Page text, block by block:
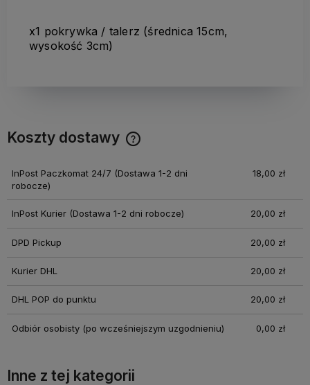
x1 pokrywka / talerz (średnica 15cm,
wysokość 3cm)
Koszty dostawy
InPost Paczkomat 24/7 (Dostawa 1-2 dni
robocze)
18,00 zł
InPost Kurier(Dostawa 1-2 dni robocze) 20,00 zł
DPD Pickup 20,00 zł
Kurier DHL 20,00 zł
DHL POP do punktu 20,00 zł
Odbiór osobisty(po wcześniejszym uzgodnieniu) 0,00 zł
Inne z tej kategorii